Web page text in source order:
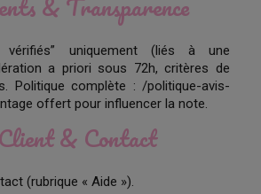
vérifiés” uniquement (liés à une
a priori sous 72h, critères de
Politique complète : /politique-avis-
offert pour influencer la note.
& Contact
(rubrique « Aide »).